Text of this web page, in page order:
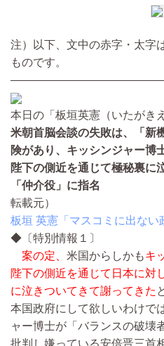
注）以下、文中の赤字・太字
ものです。
本日の「板垣英憲（いたがき
米朝首脳会談の失敗は、「新
険があり、キッシンジャー博
陛下の側近を通じて極秘裏に
「仲介役」に指名
転載元）
板垣 英憲「マスコミに出ない
◆〔特別情報１〕
案の定、 米国からしかもキ
陛下の側近を通じて日本に対
に泣きついてきて謝ってきた
本国政府にして欲しいわけで
ャー博士が「バランスの破壊